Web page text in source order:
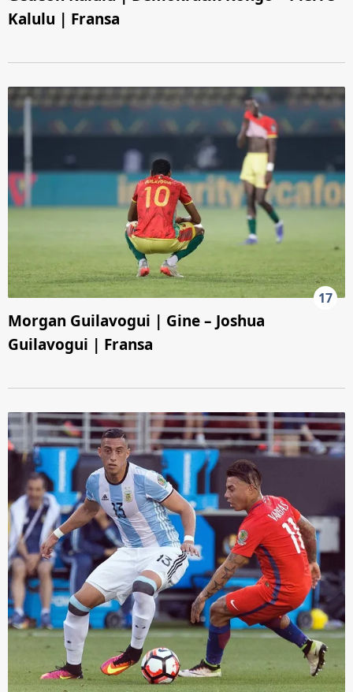
Kalulu | Fransa
17
Morgan Guilavogui | Gine – Joshua
Guilavogui | Fransa